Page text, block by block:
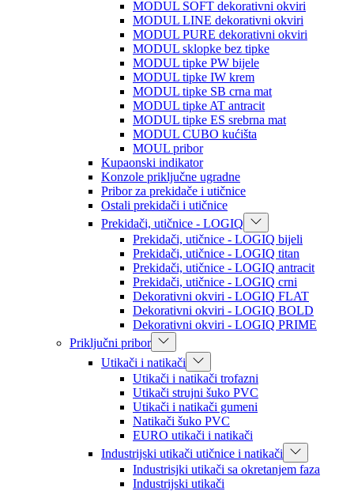
MODUL SOFT dekorativni okviri
MODUL LINE dekorativni okviri
MODUL PURE dekorativni okviri
MODUL sklopke bez tipke
MODUL tipke PW bijele
MODUL tipke IW krem
MODUL tipke SB crna mat
MODUL tipke AT antracit
MODUL tipke ES srebrna mat
MODUL CUBO kućišta
MOUL pribor
Kupaonski indikator
Konzole priključne ugradne
Pribor za prekidače i utičnice
Ostali prekidači i utičnice
Prekidači, utičnice - LOGIQ
Prekidači, utičnice - LOGIQ bijeli
Prekidači, utičnice - LOGIQ titan
Prekidači, utičnice - LOGIQ antracit
Prekidači, utičnice - LOGIQ crni
Dekorativni okviri - LOGIQ FLAT
Dekorativni okviri - LOGIQ BOLD
Dekorativni okviri - LOGIQ PRIME
Priključni pribor
Utikači i natikači
Utikači i natikači trofazni
Utikači strujni šuko PVC
Utikači i natikači gumeni
Natikači šuko PVC
EURO utikači i natikači
Industrijski utikači utičnice i natikači
Industrisjki utikači sa okretanjem faza
Industrijski utikači